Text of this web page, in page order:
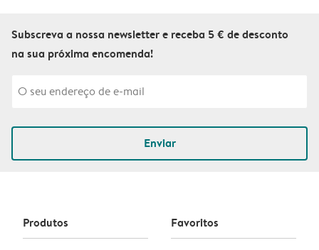
Subscreva a nossa newsletter e receba 5 € de desconto
na sua próxima encomenda!
Enviar
Produtos Favoritos